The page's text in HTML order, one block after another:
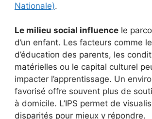
Nationale).
Le milieu social influence le
d’un enfant. Les facteurs comme
d’éducation des parents, les
matérielles ou le capital culturel
impacter l’apprentissage. Un
favorisé offre souvent plus de
à domicile. L’IPS permet de
disparités pour mieux y répondre.